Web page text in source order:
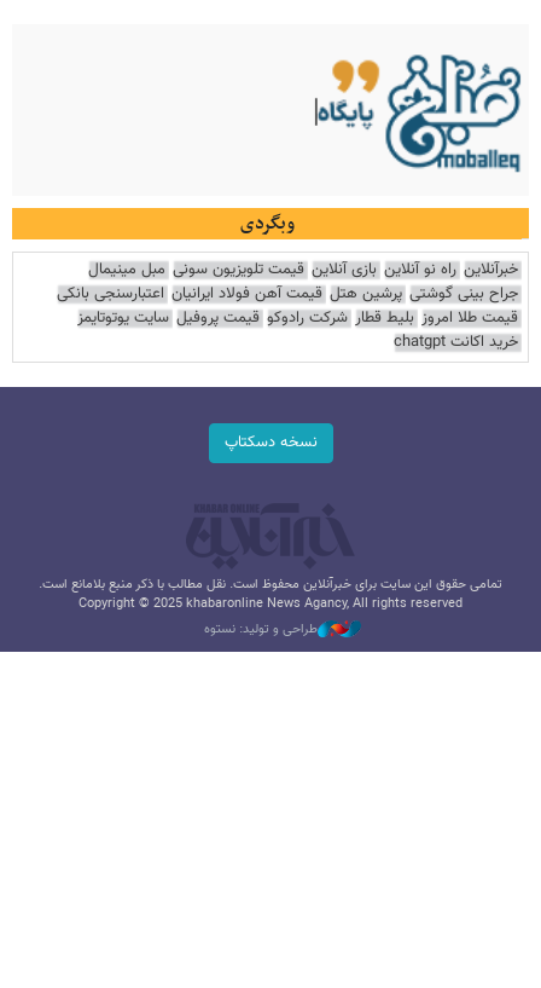
وبگردی
خبرآنلاین راه نو آنلاین بازی آنلاین قیمت تلویزیون سونی مبل مینیمال
جراح بینی گوشتی پرشین هتل قیمت آهن فولاد ایرانیان اعتبارسنجی بانکی
قیمت طلا امروز بلیط قطار شرکت رادوکو قیمت پروفیل سایت یوتوتایمز
خرید اکانت chatgpt
نسخه دسکتاپ
تمامی حقوق این سایت برای خبرآنلاین محفوظ است. نقل مطالب با ذکر منبع بلامانع است.
Copyright © 2025 khabaronline News Agancy, All rights reserved
طراحی و تولید: نستوه